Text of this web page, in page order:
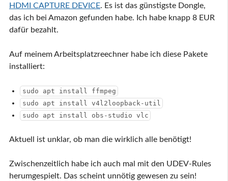
HDMI CAPTURE DEVICE. Es ist das günstigste Dongle,
das ich bei Amazon gefunden habe. Ich habe knapp 8 EUR
dafür bezahlt.
Auf meinem Arbeitsplatzreechner habe ich diese Pakete
installiert:
sudo apt install ffmpeg
sudo apt install v4l2loopback-util
sudo apt install obs-studio vlc
Aktuell ist unklar, ob man die wirklich alle benötigt!
Zwischenzeitlich habe ich auch mal mit den UDEV-Rules
herumgespielt. Das scheint unnötig gewesen zu sein!